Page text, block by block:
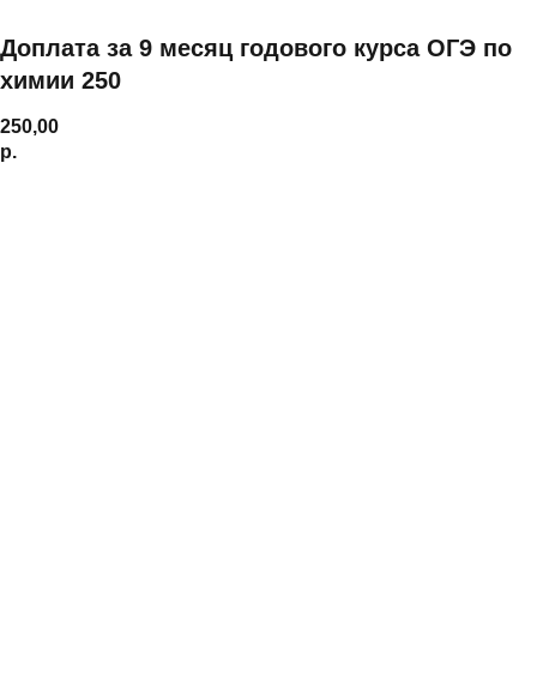
Доплата за 9 месяц годового курса ОГЭ по
химии 250
250,00
р.